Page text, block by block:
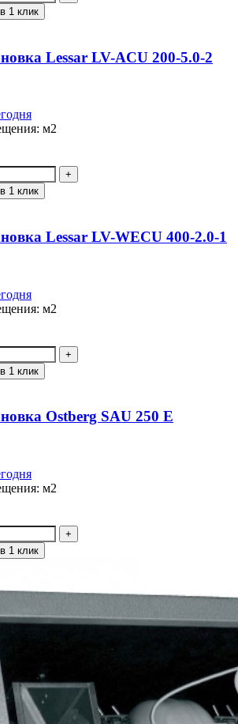
1 клик
Lessar LV-ACU 200-5.0-2
м2
1 клик
Lessar LV-WECU 400-2.0-1
м2
1 клик
Ostberg SAU 250 E
м2
1 клик